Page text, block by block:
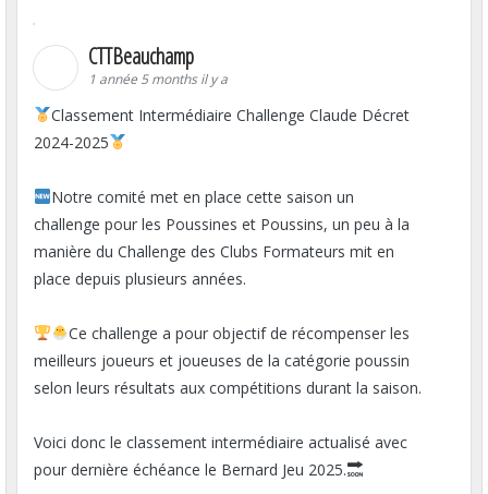
CTTBeauchamp
1 année 5 months il y a
Classement Intermédiaire Challenge Claude Décret
2024-2025
Notre comité met en place cette saison un
challenge pour les Poussines et Poussins, un peu à la
manière du Challenge des Clubs Formateurs mit en
place depuis plusieurs années.
Ce challenge a pour objectif de récompenser les
meilleurs joueurs et joueuses de la catégorie poussin
selon leurs résultats aux compétitions durant la saison.
Voici donc le classement intermédiaire actualisé avec
pour dernière échéance le Bernard Jeu 2025.